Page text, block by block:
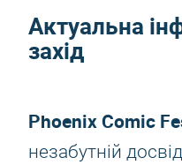
Актуальна
захід
Phoenix Comic
незабутній